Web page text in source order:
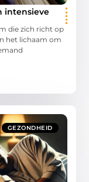
intensieve
die zich richt op
het lichaam om
GEZONDHEID